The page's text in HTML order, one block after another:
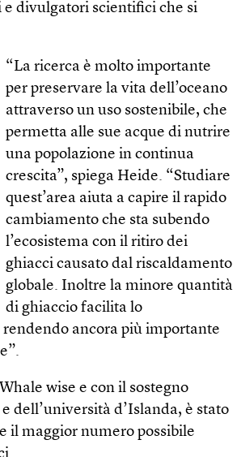
divulgatori scientifici che si
“La ricerca è molto importante
per preservare la vita dell’oceano
attraverso un uso sostenibile, che
permetta alle sue acque di nutrire
una popolazione in continua
crescita”, spiega Heide. “Studiare
quest’area aiuta a capire il rapido
cambiamento che sta subendo
l’ecosistema con il ritiro dei
ghiacci causato dal riscaldamento
globale. Inoltre la minore quantità
di ghiaccio facilita lo
ancora più importante
wise e con il sostegno
dell’università d’Islanda, è stato
il maggior numero possibile